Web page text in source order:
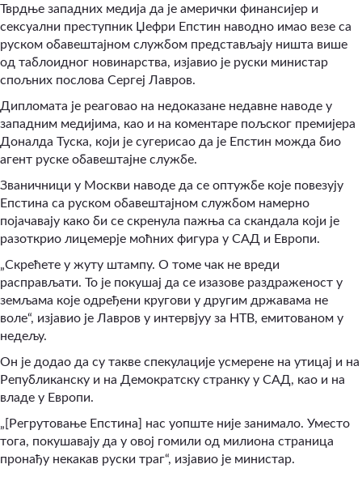
Тврдње западних медија да је амерички финансијер и
сексуални преступник Џефри Епстин наводно имао везе са
руском обавештајном службом представљају ништа више
од таблоидног новинарства, изјавио је руски министар
спољних послова Сергеј Лавров.
Дипломата је реаговао на недоказане недавне наводе у
западним медијима, као и на коментаре пољског премијера
Доналда Туска, који је сугерисао да је Епстин можда био
агент руске обавештајне службе.
Званичници у Москви наводе да се оптужбе које повезују
Епстина са руском обавештајном службом намерно
појачавају како би се скренула пажња са скандала који је
разоткрио лицемерје моћних фигура у САД и Европи.
„Скрећете у жуту штампу. О томе чак не вреди
расправљати. То је покушај да се изазове раздраженост у
земљама које одређени кругови у другим државама не
воле“, изјавио је Лавров у интервјуу за НТВ, емитованом у
недељу.
Он је додао да су такве спекулације усмерене на утицај и на
Републиканску и на Демократску странку у САД, као и на
владе у Европи.
„[Регрутовање Епстина] нас уопште није занимало. Уместо
тога, покушавају да у овој гомили од милиона страница
пронађу некакав руски траг“, изјавио је министар.